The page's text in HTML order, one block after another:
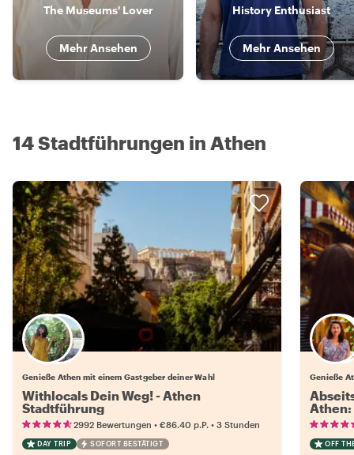
The Museums' Lover
Mehr Ansehen
History Enthusiast
Mehr Ansehen
14 Stadtführungen in Athen
Wähle deinen Lieblingsgastgeber
Genieße Athen mit einem Gastgeber deiner Wahl
Withlocals Dein Weg! - Athen
Stadtführung
2992 Bewertungen • €86.40 p.P. • 3 Stunden
DAY TRIP SOFORT BESTÄTIGT
Genieße
Athen:
OFF